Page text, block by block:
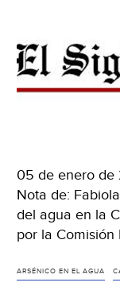
05 de enero de
Nota de:
del agua en la
por la
ARSÉNICO EN EL AGUA